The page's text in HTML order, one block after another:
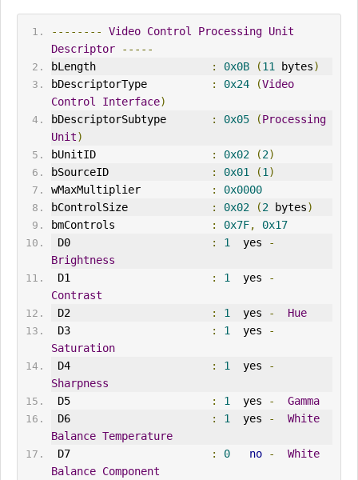
-------- Video Control Processing Unit
Descriptor
-----
bLength
: 0x0B (11 bytes)
bDescriptorType
: 0x24 (Video
Control
Interface)
bDescriptorSubtype
: 0x05 (Processing
Unit)
bUnitID
: 0x02 (2)
bSourceID
: 0x01 (1)
wMaxMultiplier
:
0x0000
bControlSize
: 0x02 (2 bytes)
bmControls
: 0x7F,
0x17
D0
: 1
  yes
-
Brightness
D1
: 1
  yes
-
Contrast
D2
: 1
  yes
-
Hue
D3
: 1
  yes
-
Saturation
D4
: 1
  yes
-
Sharpness
D5
: 1
  yes
-
Gamma
D6
: 1
  yes
-
White
Balance Temperature
D7
: 0 no -
White
Balance Component